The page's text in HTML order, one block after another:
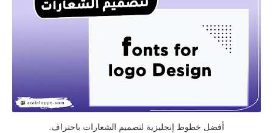
أفضل خطوط إنجليزية لتصميم الشعارات باحتراف.